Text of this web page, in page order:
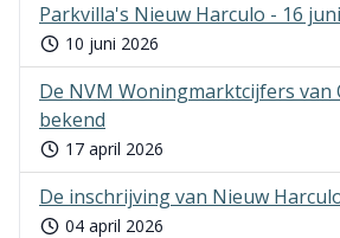
Parkvilla's Nieuw Harculo - 16
10 juni 2026
De NVM Woningmarktcijfers van
bekend
17 april 2026
De inschrijving van Nieuw
04 april 2026